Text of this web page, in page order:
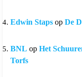
Edwin Staps op De
BNL op Het
Torfs